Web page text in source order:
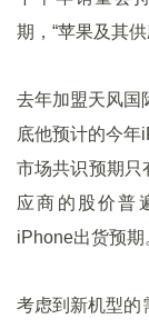
期，“苹果及其
去年加盟天风国
底他预计的今
市场共识预期只
应商的股价普
iPhone出货预期
考虑到新机型的